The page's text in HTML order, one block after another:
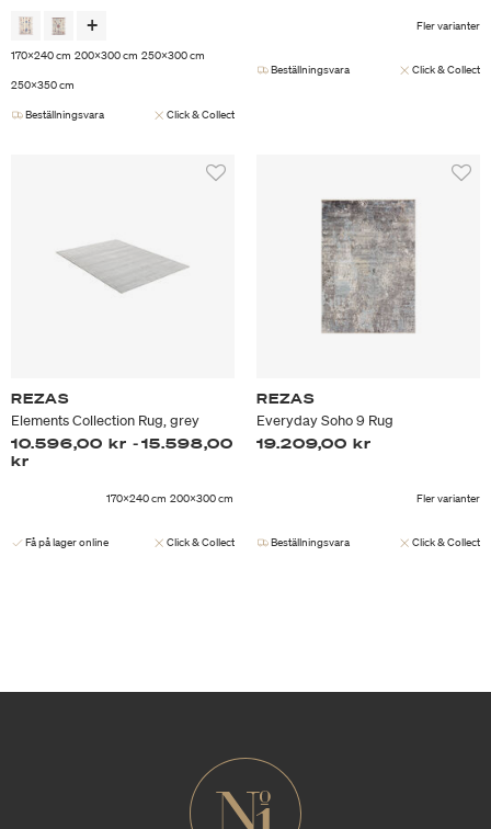
170x240 cm 200x300 cm 250x300 cm
250x350 cm
Beställningsvara
Click & Collect
Fler varianter
Beställningsvara Click & Collect
REZAS
Elements Collection Rug, grey
10.596,00 kr -15.598,00
kr
170x240 cm 200x300 cm
Få på lager online Click & Collect
REZAS
Everyday Soho 9 Rug
19.209,00 kr
Fler varianter
Beställningsvara Click & Collect